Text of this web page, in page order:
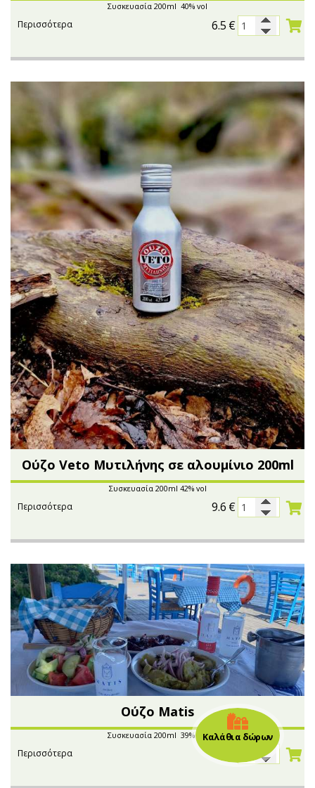
Συσκευασία 200ml 40% vol
6.5 €
Περισσότερα
Oύζο Veto Μυτιλήνης σε αλουμίνιο 200ml
Συσκευασία 200ml 42% vol
9.6 €
Περισσότερα
Ούζο Μatis
Συσκευασία 200ml 39% vol
4.5
Περισσότερα
Καλάθια δώρων